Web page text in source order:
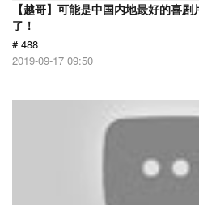
【越哥】可能是中国内地最好的喜
了！
# 488
2019-09-17 09:50